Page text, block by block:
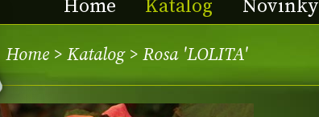
Home Katalog Novinky
Home > Katalog> Rosa 'LOLITA'